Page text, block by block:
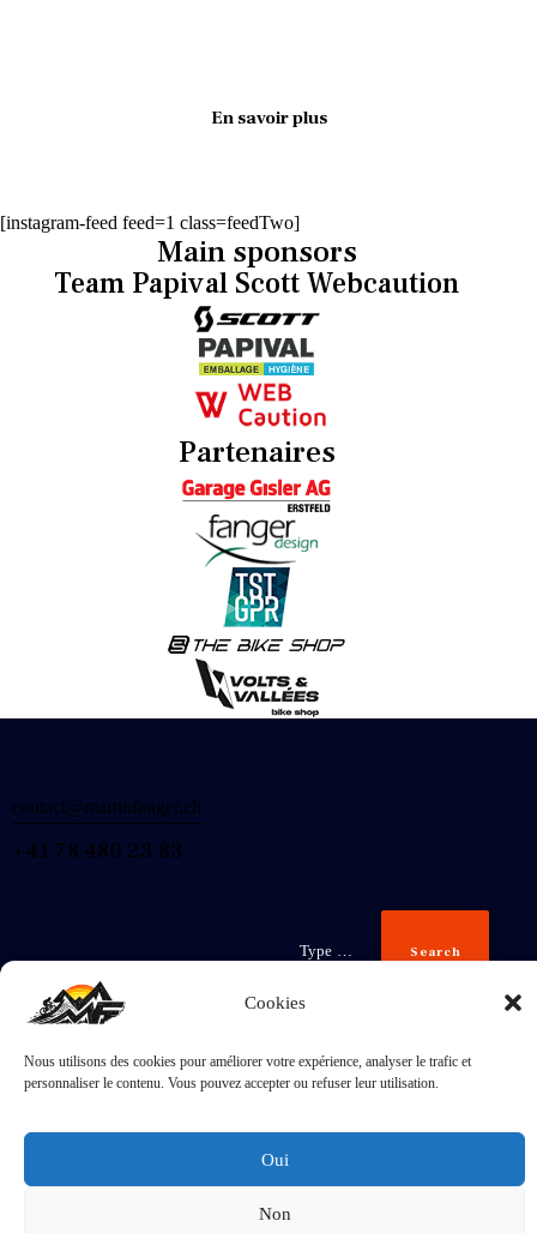
Cookies
Nous utilisons des cookies pour améliorer votre expérience, analyser le trafic et
personnaliser le contenu. Vous pouvez accepter ou refuser leur utilisation.
Oui
Non
En savoir plus
[instagram-feed feed=1 class=feedTwo]
Main sponsors
Team Papival Scott Webcaution
Partenaires
contact@martinfanger.ch
+41 78 480 23 83
Search
Inscris-
toi
J'accepte laPolitique de confidentialité.